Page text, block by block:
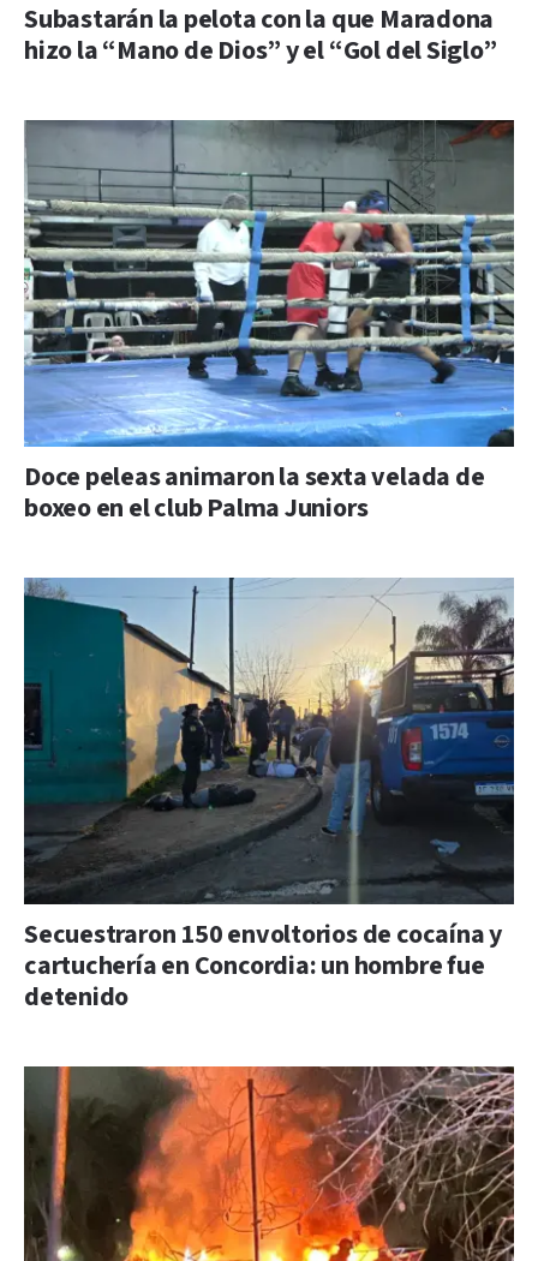
Subastarán la pelota con la que Maradona
hizo la “Mano de Dios” y el “Gol del Siglo”
Doce peleas animaron la sexta velada de
boxeo en el club Palma Juniors
Secuestraron 150 envoltorios de cocaína y
cartuchería en Concordia: un hombre fue
detenido